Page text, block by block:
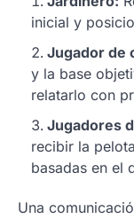
inicial y
Jugador de
y la base
relatarlo con
Jugadores
recibir la
basadas en el
Una